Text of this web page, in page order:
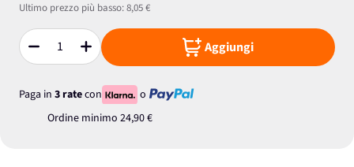
Ultimo prezzo più basso:8,05 €
Quantità Aggiungi
Paga in 3 ratecon
o
Ordine minimo 24,90 €